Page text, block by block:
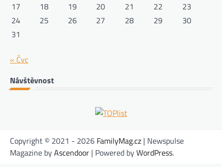
17
18 19 20 21 22
23
24
25 26 27 28 29
30
31
« Čvc
Návštěvnost
Copyright © 2021 - 2026 FamilyMag.cz | Newspulse
Magazine byAscendoor | Powered byWordPress.